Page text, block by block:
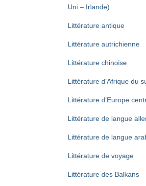
Uni – Irlande)
Littérature antique
Littérature autrichienne
Littérature chinoise
Littérature d'Afrique du
Littérature d'Europe
Littérature de langue
Littérature de langue
Littérature de voyage
Littérature des Balkans